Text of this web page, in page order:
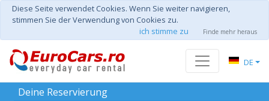
Diese Seite verwendet Cookies. Wenn Sie weiter navigieren,
stimmen Sie der Verwendung von Cookies zu.
ich stimme zu
Finde mehr heraus
DE
Deine Reservierung